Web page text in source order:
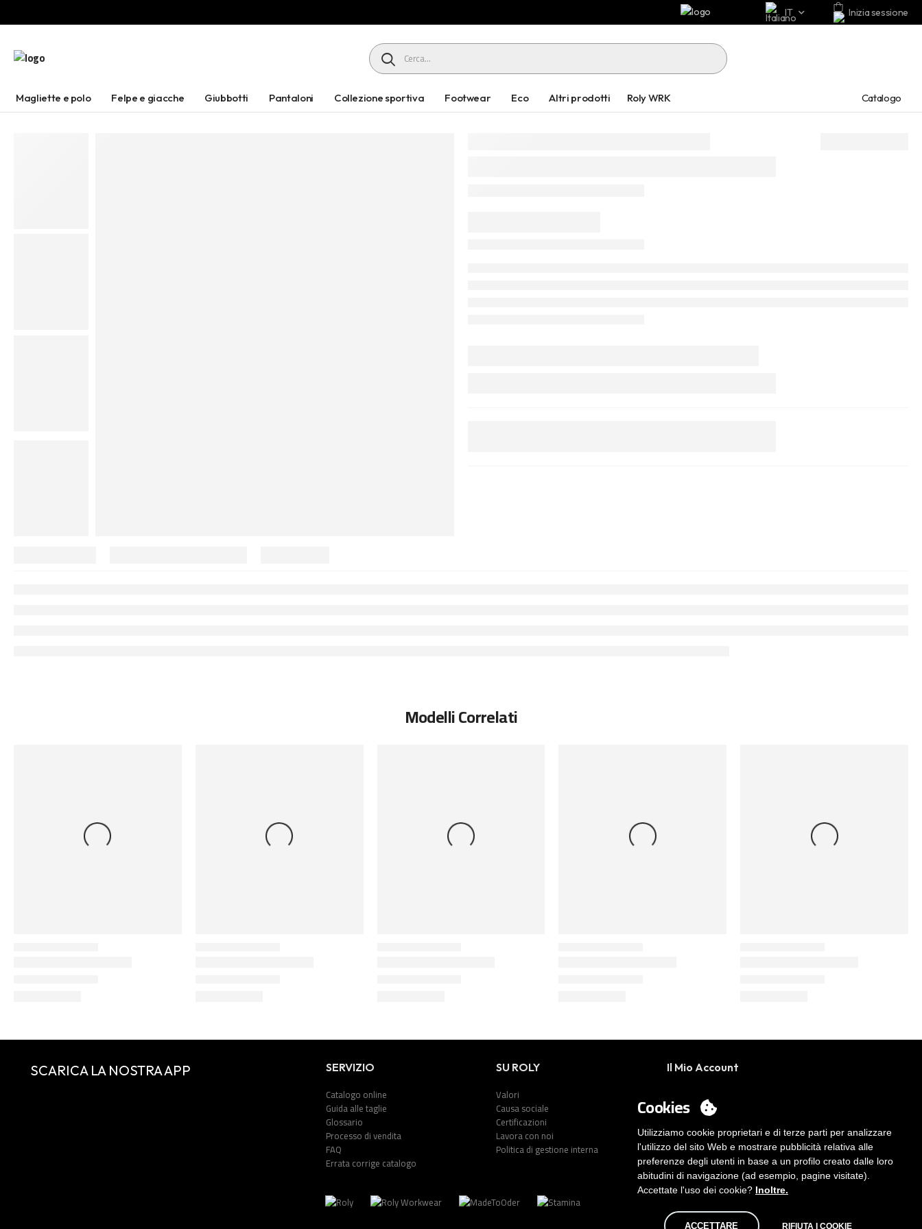
IT Inizia sessione
HEADER SEARCH BUTTON
Magliette e polo Felpe e giacche Giubbotti Pantaloni Collezione sportiva Footwear Eco Altri prodotti Roly WRK Catalogo
Modelli Correlati
SCARICA LA NOSTRA APP SERVIZIO
Catalogo online
Guida alle taglie
Glossario
Processo di vendita
FAQ
Errata corrige catalogo
SU ROLY
Valori
Causa sociale
Certificazioni
Lavora con noi
Politica di gestione interna
Il Mio Account
Vuoi essere cliente?
Cookies
Utilizziamo cookie proprietari e di terze parti per analizzare
l'utilizzo del sito Web e mostrare pubblicità relativa alle
preferenze degli utenti in base a un profilo creato dalle loro
abitudini di navigazione (ad esempio, pagine visitate).
Accettate l'uso dei cookie? Inoltre.
ACCETTARE RIFIUTA I COOKIE